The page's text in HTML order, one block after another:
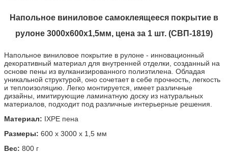
Напольное виниловое самоклеящееся покрытие в
рулоне 3000х600х1,5мм, цена за 1 шт. (СВП-1819)
Напольное виниловое покрытие в рулоне - инновационный
декоративный материал для внутренней отделки, созданный на
основе пены из вулканизированного полиэтилена. Обладая
уникальной структурой, оно сочетает в себе прочность, легкость
и теплоизоляцию. Легко монтируется, имеет различные
дизайны, имитирующие ламинатную доску из натуральных
материалов, подходит под различные интерьерные решения.
Материал: IXPE пена
Размеры: 600 х 3000 х 1,5 мм
Вес: 800 г